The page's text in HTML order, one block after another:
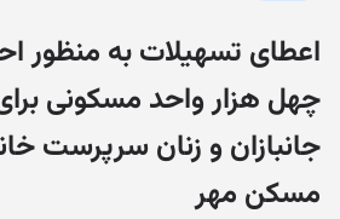
اعطای تسهیلات به منظور
چهل هزار واحد مسکونی
جانبازان و زنان سرپرست
مسکن مهر